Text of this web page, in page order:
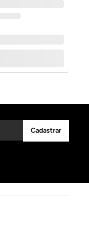
Cadastrar